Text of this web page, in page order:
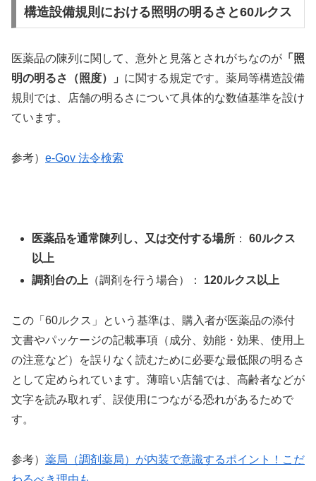
構造設備規則における照明の明るさと60ルクス
医薬品の陳列に関して、意外と見落とされがちなのが 「照
明の明るさ（照度）」 に関する規定です。薬局等構造設備
規則では、店舗の明るさについて具体的な数値基準を設け
ています。
参考） e-Gov 法令検索
医薬品を通常陳列し、又は交付する場所 ：60ルクス
以上
調剤台の上 （調剤を行う場合）： 120ルクス以上
この「60ルクス」という基準は、購入者が医薬品の添付
文書やパッケージの記載事項（成分、効能・効果、使用上
の注意など）を誤りなく読むために必要な最低限の明るさ
として定められています。薄暗い店舗では、高齢者などが
文字を読み取れず、誤使用につながる恐れがあるためで
す。
参考） 薬局（調剤薬局）が内装で意識するポイント！こだ